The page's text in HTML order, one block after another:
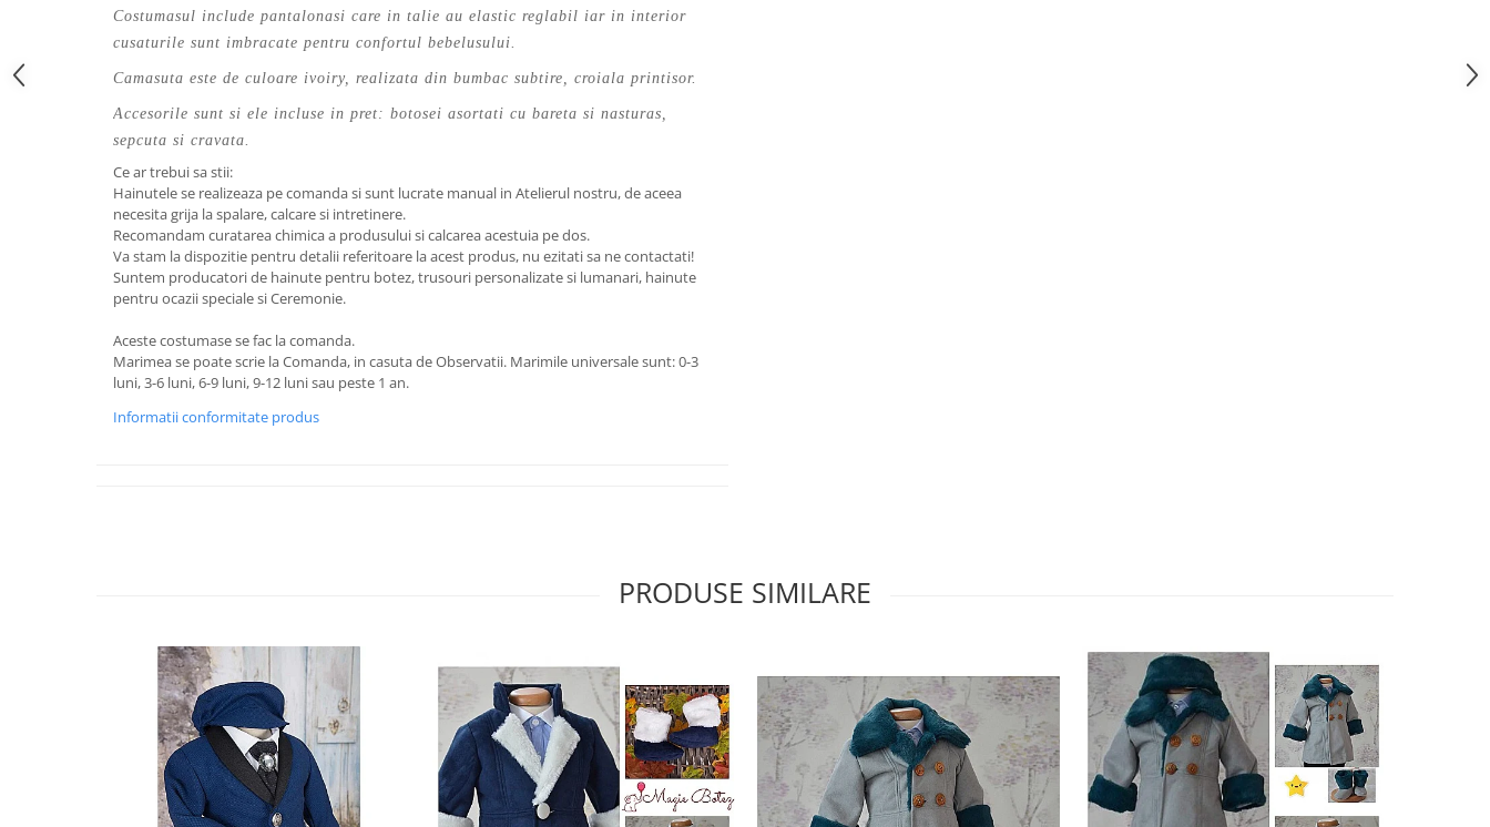
Costumasul include pantalonasi care in talie au elastic reglabil iar in interior
cusaturile sunt imbracate pentru confortul bebelusului.
Camasuta este de culoare ivoiry, realizata din bumbac subtire, croiala printisor.
Accesorile sunt si ele incluse in pret: botosei asortati cu bareta si nasturas,
sepcuta si cravata.
Ce ar trebui sa stii:
Hainutele se realizeaza pe comanda si sunt lucrate manual in Atelierul nostru, de aceea
necesita grija la spalare, calcare si intretinere.
Recomandam curatarea chimica a produsului si calcarea acestuia pe dos.
Va stam la dispozitie pentru detalii referitoare la acest produs, nu ezitati sa ne contactati!
Suntem producatori de hainute pentru botez, trusouri personalizate si lumanari, hainute
pentru ocazii speciale si Ceremonie.
Aceste costumase se fac la comanda.
Marimea se poate scrie la Comanda, in casuta de Observatii. Marimile universale sunt: 0-3
luni, 3-6 luni, 6-9 luni, 9-12 luni sau peste 1 an.
Informatii conformitate produs
PRODUSE SIMILARE